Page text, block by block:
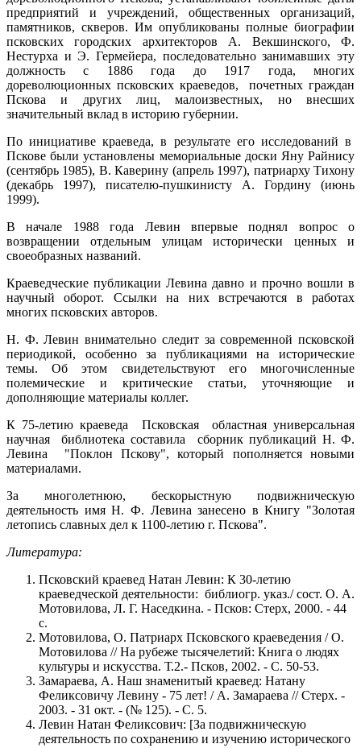
предприятий и учреждений, общественных организаций,
памятников, скверов. Им опубликованы полные биографии
псковских городских архитекторов А. Векшинского, Ф.
Нестурха и Э. Гермейера, последовательно занимавших эту
должность с 1886 года до 1917 года, многих
дореволюционных псковских краеведов, почетных граждан
Пскова и других лиц, малоизвестных, но внесших
значительный вклад в историю губернии.
По инициативе краеведа, в результате его исследований в
Пскове были установлены мемориальные доски Яну Райнису
(сентябрь 1985), В. Каверину (апрель 1997), патриарху Тихону
(декабрь 1997), писателю-пушкинисту А. Гордину (июнь
1999).
В начале 1988 года Левин впервые поднял вопрос о
возвращении отдельным улицам исторически ценных и
своеобразных названий.
Краеведческие публикации Левина давно и прочно вошли в
научный оборот. Ссылки на них встречаются в работах
многих псковских авторов.
Н. Ф. Левин внимательно следит за современной псковской
периодикой, особенно за публикациями на исторические
темы. Об этом свидетельствуют его многочисленные
полемические и критические статьи, уточняющие и
дополняющие материалы коллег.
К 75-летию краеведа Псковская областная универсальная
научная библиотека составила сборник публикаций Н. Ф.
Левина "Поклон Пскову", который пополняется новыми
материалами.
За многолетнюю, бескорыстную подвижническую
деятельность имя Н. Ф. Левина занесено в Книгу "Золотая
летопись славных дел к 1100-летию г. Пскова".
Литература:
Псковский краевед Натан Левин: К 30-летию
краеведческой деятельности: библиогр. указ./ сост. О. А.
Мотовилова, Л. Г. Наседкина. - Псков: Стерх, 2000. - 44
с.
Мотовилова, О. Патриарх Псковского краеведения / О.
Мотовилова // На рубеже тысячелетий: Книга о людях
культуры и искусства. Т.2.- Псков, 2002. - С. 50-53.
Замараева, А. Наш знаменитый краевед: Натану
Феликсовичу Левину - 75 лет! / А. Замараева // Стерх. -
2003. - 31 окт. - (№ 125). - С. 5.
Левин Натан Феликсович: [За подвижническую
деятельность по сохранению и изучению исторического